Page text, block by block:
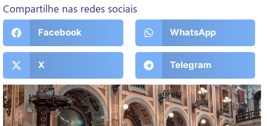
Compartilhe nas redes sociais
Facebook WhatsApp
X Telegram